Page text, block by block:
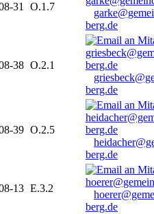
31 O.1.7
berg.de
38 O.2.1
berg.de
39 O.2.5
berg.de
13 E.3.2
berg.de